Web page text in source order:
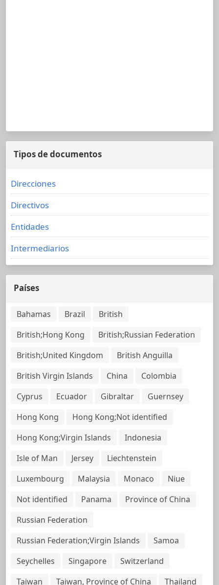
Tipos de documentos
Direcciones
Directivos
Entidades
Intermediarios
Países
Bahamas Brazil
British
British;Hong Kong
British;Russian Federation
British;United Kingdom
British Anguilla
British Virgin Islands
China
Colombia
Cyprus
Ecuador Gibraltar
Guernsey
Hong Kong
Hong Kong;Not identified
Hong Kong;Virgin Islands
Indonesia
Isle of Man
Jersey
Liechtenstein
Luxembourg
Malaysia Monaco
Niue
Not identified
Panama
Province of China
Russian Federation
Russian Federation;Virgin Islands
Samoa
Seychelles
Singapore
Switzerland
Taiwan
Taiwan, Province of China Thailand